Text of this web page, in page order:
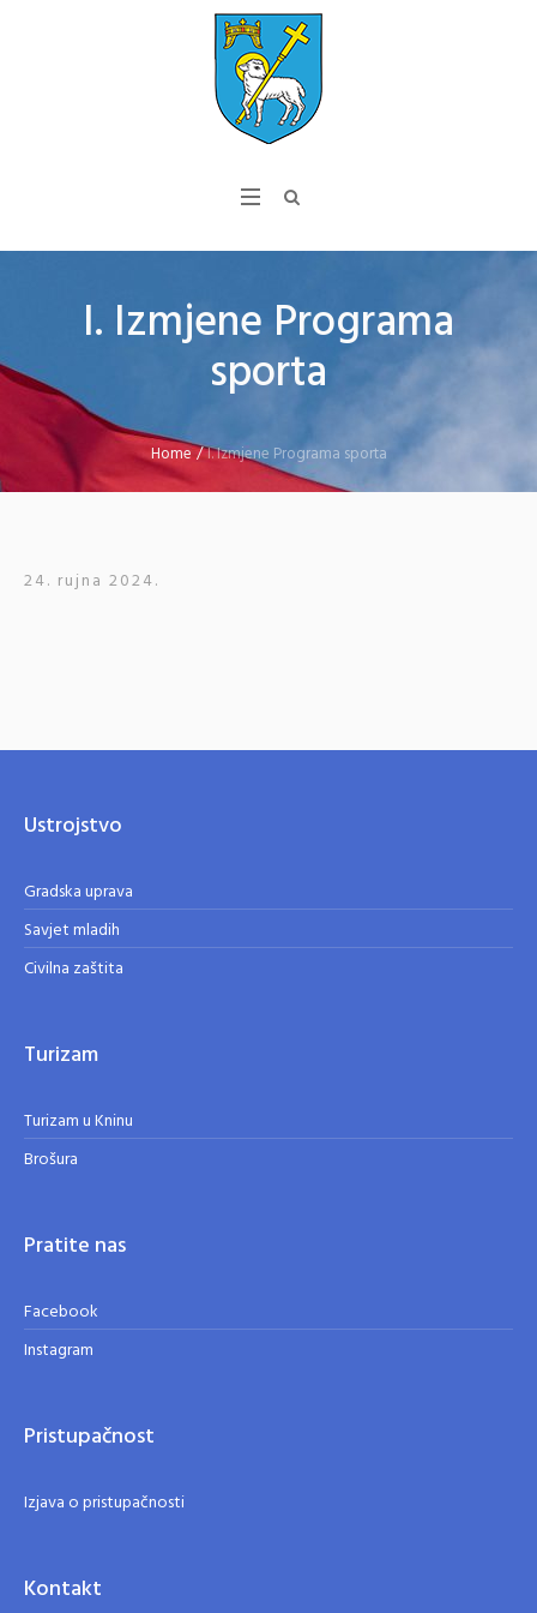
I. Izmjene Programa
sporta
Home/I. Izmjene Programa sporta
24. rujna 2024.
Ustrojstvo
Gradska uprava
Savjet mladih
Civilna zaštita
Turizam
Turizam u Kninu
Brošura
Pratite nas
Facebook
Instagram
Pristupačnost
Izjava o pristupačnosti
Kontakt